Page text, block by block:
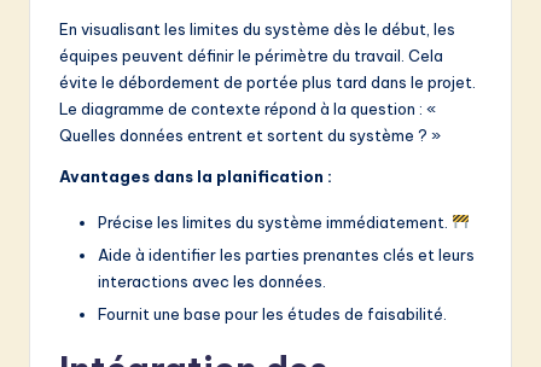
En visualisant les limites du système dès le début, les
équipes peuvent définir le périmètre du travail. Cela
évite le débordement de portée plus tard dans le projet.
Le diagramme de contexte répond à la question : «
Quelles données entrent et sortent du système ? »
Avantages dans la planification :
Précise les limites du système immédiatement.
Aide à identifier les parties prenantes clés et leurs
interactions avec les données.
Fournit une base pour les études de faisabilité.